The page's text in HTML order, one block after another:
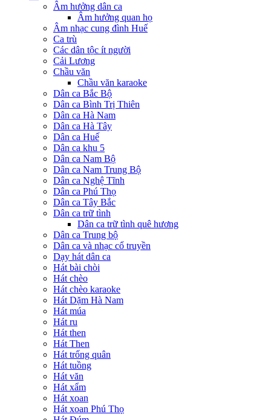
Âm hưởng dân ca
Âm hưởng quan họ
Âm nhạc cung đình Huế
Ca trù
Các dân tộc ít người
Cải Lương
Chầu văn
Chầu văn karaoke
Dân ca Bắc Bộ
Dân ca Bình Trị Thiên
Dân ca Hà Nam
Dân ca Hà Tây
Dân ca Huế
Dân ca khu 5
Dân ca Nam Bộ
Dân ca Nam Trung Bộ
Dân ca Nghệ Tĩnh
Dân ca Phú Thọ
Dân ca Tây Bắc
Dân ca trữ tình
Dân ca trữ tình quê hương
Dân ca Trung bộ
Dân ca và nhạc cổ truyền
Dạy hát dân ca
Hát bài chòi
Hát chèo
Hát chèo karaoke
Hát Dặm Hà Nam
Hát múa
Hát ru
Hát then
Hát Then
Hát trống quân
Hát tuồng
Hát văn
Hát xẩm
Hát xoan
Hát xoan Phú Thọ